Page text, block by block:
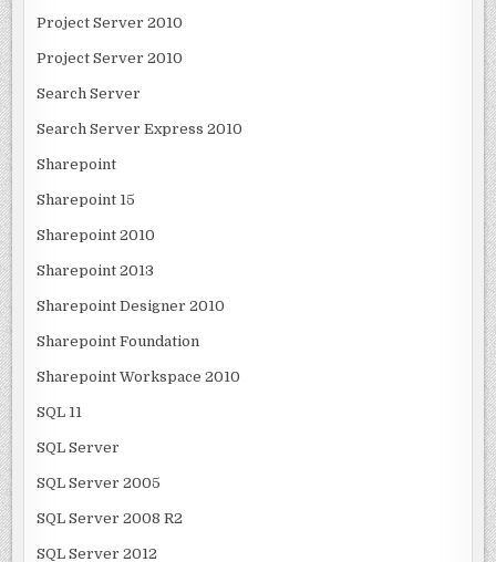
Project Server 2010
Project Server 2010
Search Server
Search Server Express 2010
Sharepoint
Sharepoint 15
Sharepoint 2010
Sharepoint 2013
Sharepoint Designer 2010
Sharepoint Foundation
Sharepoint Workspace 2010
SQL 11
SQL Server
SQL Server 2005
SQL Server 2008 R2
SQL Server 2012